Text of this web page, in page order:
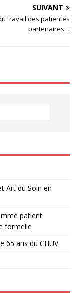
SUIVANT
travail des patientes
partenaires…
Art du Soin en
patient
formelle
65 ans du CHUV